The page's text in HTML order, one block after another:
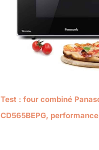
Test : four combiné
CD565BEPG,